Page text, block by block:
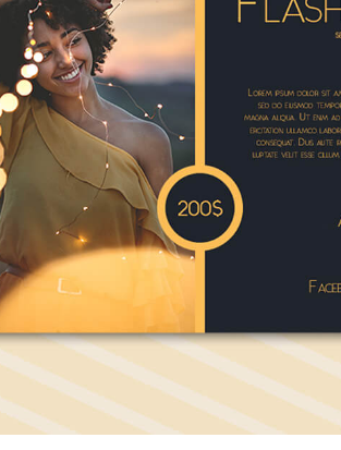
fototöötlus Ehete fotode redigeerimine